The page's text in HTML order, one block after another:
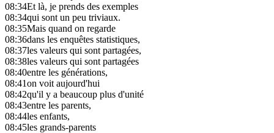
08:34Et là, je prends des exemples
08:34qui sont un peu triviaux.
08:35Mais quand on regarde
08:36dans les enquêtes statistiques,
08:37les valeurs qui sont partagées,
08:38les valeurs qui sont partagées
08:40entre les générations,
08:41on voit aujourd'hui
08:42qu'il y a beaucoup plus d'unité
08:43entre les parents,
08:44les enfants,
08:45les grands-parents